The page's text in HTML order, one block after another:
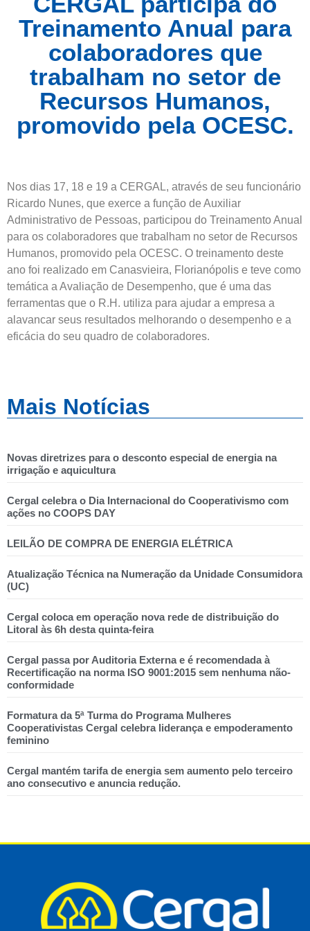
Treinamento Anual para
colaboradores que
trabalham no setor de
Recursos Humanos,
promovido pela OCESC.
Nos dias 17, 18 e 19 a CERGAL, através de seu funcionário
Ricardo Nunes, que exerce a função de Auxiliar
Administrativo de Pessoas, participou do Treinamento Anual
para os colaboradores que trabalham no setor de Recursos
Humanos, promovido pela OCESC. O treinamento deste
ano foi realizado em Canasvieira, Florianópolis e teve como
temática a Avaliação de Desempenho, que é uma das
ferramentas que o R.H. utiliza para ajudar a empresa a
alavancar seus resultados melhorando o desempenho e a
eficácia do seu quadro de colaboradores.
Mais Notícias
Novas diretrizes para o desconto especial de energia na
irrigação e aquicultura
Cergal celebra o Dia Internacional do Cooperativismo com
ações no COOPS DAY
LEILÃO DE COMPRA DE ENERGIA ELÉTRICA
Atualização Técnica na Numeração da Unidade Consumidora
(UC)
Cergal coloca em operação nova rede de distribuição do
Litoral às 6h desta quinta-feira
Cergal passa por Auditoria Externa e é recomendada à
Recertificação na norma ISO 9001:2015 sem nenhuma não-
conformidade
Formatura da 5ª Turma do Programa Mulheres
Cooperativistas Cergal celebra liderança e empoderamento
feminino
Cergal mantém tarifa de energia sem aumento pelo terceiro
ano consecutivo e anuncia redução.